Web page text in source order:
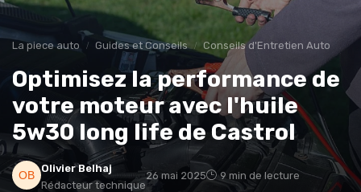
La piece auto Guides et Conseils Conseils d'Entretien Auto
Optimisez la performance de
votre moteur avec l'huile
5w30 long life de Castrol
Olivier Belhaj
Rédacteur technique
26 mai 2025 9 min de lecture